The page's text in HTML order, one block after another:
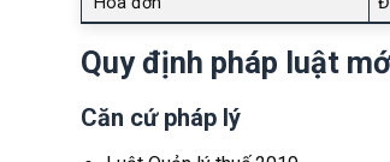
Quy định pháp luật
Căn cứ pháp lý